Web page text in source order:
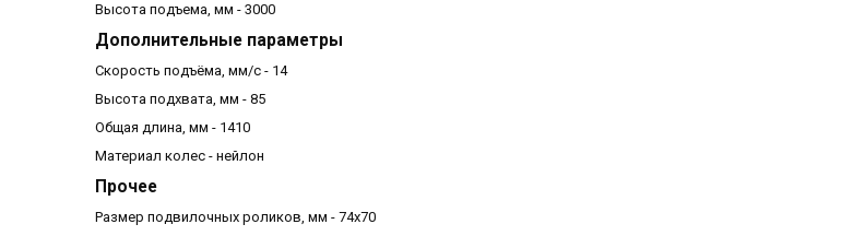
Высота подъема, мм - 3000
Дополнительные параметры
Скорость подъёма, мм/с - 14
Высота подхвата, мм - 85
Общая длина, мм - 1410
Материал колес - нейлон
Прочее
Размер подвилочных роликов, мм - 74х70